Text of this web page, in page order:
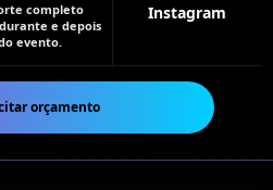
completo
e depois
evento.
Instagram
orçamento